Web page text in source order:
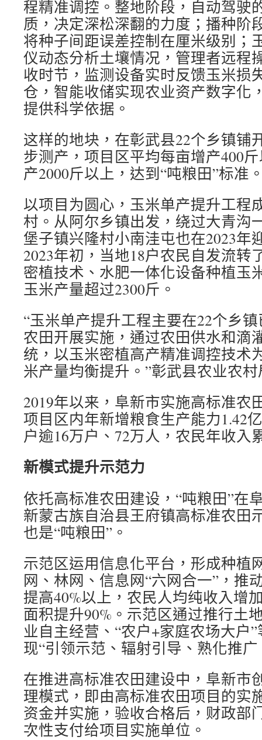
程精准调控。整地阶段，自动驾驶
质，决定深松深翻的力度；播种阶
将种子间距误差控制在厘米级别；
仪动态分析土壤情况，管理者远程
收时节，监测设备实时反馈玉米损
仓，智能收储实现农业资产数字化
提供科学依据。
这样的地块，在彰武县22个乡镇铺
步测产，项目区平均每亩增产400
产2000斤以上，达到“吨粮田”标准
以项目为圆心，玉米单产提升工程
村。从阿尔乡镇出发，绕过大青沟
堡子镇兴隆村小南洼屯也在2023年
2023年初，当地18户农民自发流转
密植技术、水肥一体化设备种植玉
玉米产量超过2300斤。
“玉米单产提升工程主要在22个乡
农田开展实施，通过农田供水和滴
统，以玉米密植高产精准调控技术
米产量均衡提升。”彰武县农业农
2019年以来，阜新市实施高标准农
项目区内年新增粮食生产能力1.42
户逾16万户、72万人，农民年收入
新模式提升示范力
依托高标准农田建设，“吨粮田”在
新蒙古族自治县王府镇高标准农田
也是“吨粮田”。
示范区运用信息化平台，形成种植
网、林网、信息网“六网合一”，推
提高40%以上，农民人均纯收入增
面积提升90%。示范区通过推行土
业自主经营、“农户+家庭农场大户
现“引领示范、辐射引导、熟化推
在推进高标准农田建设中，阜新市
理模式，即由高标准农田项目的实
资金并实施，验收合格后，财政部
次性支付给项目实施单位。